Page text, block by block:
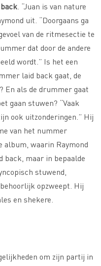
. “Juan is van nature
uit. “Doorgaans ga
van de ritmesectie te
dat door de andere
wordt.” Is het een
laid back gaat, de
En als de drummer gaat
gaan stuwen? “Vaak
ook uitzonderingen.” Hij
van het nummer
album, waarin Raymond
back, maar in bepaalde
stuwend,
opzweept. Hij
en shekere.
om zijn partij in